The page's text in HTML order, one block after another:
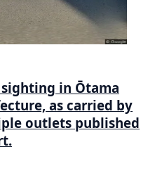
in Ōtama
as carried by
outlets published